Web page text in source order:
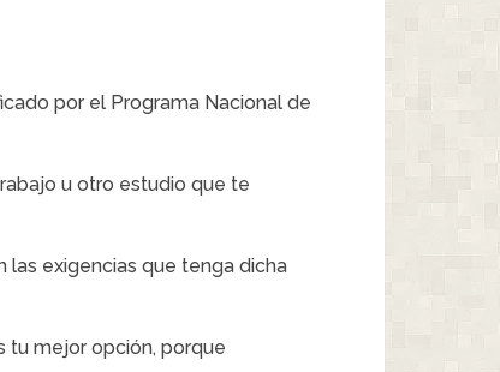
por el Programa Nacional de
u otro estudio que te
las exigencias que tenga dicha
tu mejor opción, porque